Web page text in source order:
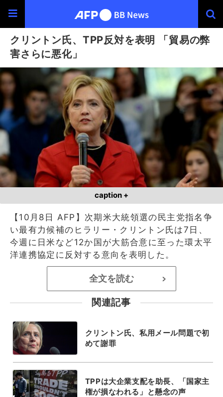
クリントン氏、TPP反対を表明 「貿易の弊
害さらに悪化」
caption +
【10月8日 AFP】次期米大統領選の民主党指名争
い最有力候補のヒラリー・クリントン氏は7日、
今週に日米など12か国が大筋合意に至った環太平
洋連携協定に反対する意向を表明した。
全文を読む >
関連記事
クリントン氏、私用メール問題で初
めて謝罪
TPPは大企業支配を助長、「国家主
権が損なわれる」と懸念の声